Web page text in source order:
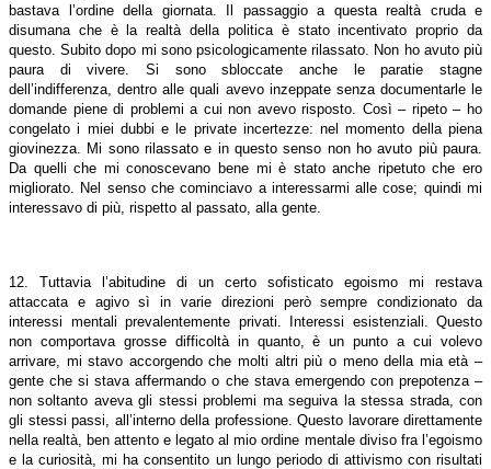
bastava l’ordine della giornata. Il passaggio a questa realtà cruda e
disumana che è la realtà della politica è stato incentivato proprio da
questo. Subito dopo mi sono psicologicamente rilassato. Non ho avuto più
paura di vivere. Si sono sbloccate anche le paratie stagne
dell’indifferenza, dentro alle quali avevo inzeppate senza documentarle le
domande piene di problemi a cui non avevo risposto. Così – ripeto – ho
congelato i miei dubbi e le private incertezze: nel momento della piena
giovinezza. Mi sono rilassato e in questo senso non ho avuto più paura.
Da quelli che mi conoscevano bene mi è stato anche ripetuto che ero
migliorato. Nel senso che cominciavo a interessarmi alle cose; quindi mi
interessavo di più, rispetto al passato, alla gente.
12. Tuttavia l’abitudine di un certo sofisticato egoismo mi restava
attaccata e agivo sì in varie direzioni però sempre condizionato da
interessi mentali prevalentemente privati. Interessi esistenziali. Questo
non comportava grosse difficoltà in quanto, è un punto a cui volevo
arrivare, mi stavo accorgendo che molti altri più o meno della mia età –
gente che si stava affermando o che stava emergendo con prepotenza –
non soltanto aveva gli stessi problemi ma seguiva la stessa strada, con
gli stessi passi, all’interno della professione. Questo lavorare direttamente
nella realtà, ben attento e legato al mio ordine mentale diviso fra l’egoismo
e la curiosità, mi ha consentito un lungo periodo di attivismo con risultati